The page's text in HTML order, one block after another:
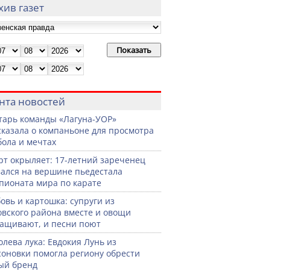
газет
новостей
команды «Лагуна-УОР»
о компаньоне для просмотра
и мечтах
окрыляет: 17-летний зареченец
на вершине пьедестала
мира по карате
и картошка: супруги из
района вместе и овощи
и песни поют
лука: Евдокия Лунь из
помогла региону обрести
бренд